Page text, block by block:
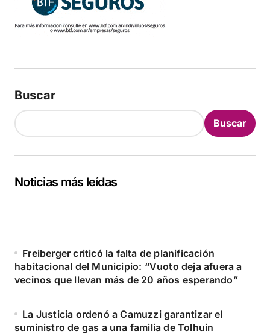
Buscar
Buscar
Noticias más leídas
Freiberger criticó la falta de planificación
habitacional del Municipio: “Vuoto deja afuera a
vecinos que llevan más de 20 años esperando”
La Justicia ordenó a Camuzzi garantizar el
suministro de gas a una familia de Tolhuin